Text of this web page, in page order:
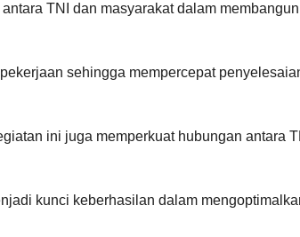
TNI dan masyarakat dalam
sehingga mempercepat
ini juga memperkuat hubungan antara
kunci keberhasilan dalam